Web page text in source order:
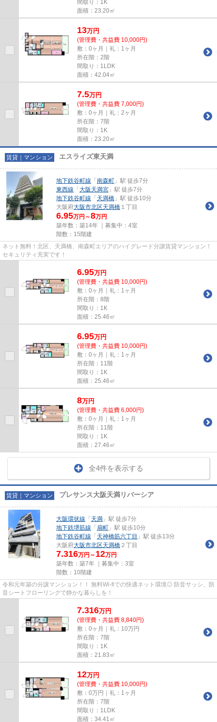
間取り：1K
面積：23.20㎡
13万円
(管理費・共益費 10,000円)
敷：0ヶ月｜礼：1ヶ月
所在階：2階
間取り：1LDK
面積：42.04㎡
7.5万円
(管理費・共益費 7,000円)
敷：0ヶ月｜礼：2ヶ月
所在階：7階
間取り：1K
面積：23.20㎡
賃貸｜マンション エスライズ東天満
地下鉄谷町線 「 南森町 」駅 徒歩7分
東西線 「 大阪天満宮 」駅 徒歩7分
地下鉄谷町線 「 天満橋 」駅 徒歩10分
大阪府大阪市北区天満橋 １丁目
6.95万円～8万円
築年数：築14年 ｜募集中： 4室
階数：15階建
ネット無料！北区、天満橋、南森町エリアのハイグレード分譲賃貸マンション！
セキュリティ充実です！
6.95万円
(管理費・共益費 10,000円)
敷：0ヶ月｜礼：1ヶ月
所在階：8階
間取り：1K
面積：25.46㎡
6.95万円
(管理費・共益費 10,000円)
敷：0ヶ月｜礼：1ヶ月
所在階：11階
間取り：1K
面積：25.46㎡
8万円
(管理費・共益費 6,000円)
敷：0ヶ月｜礼：1ヶ月
所在階：11階
間取り：1K
面積：27.46㎡
全4件を表示する
賃貸｜マンション プレサンス大阪天満リバーシア
大阪環状線 「 天満 」駅 徒歩7分
地下鉄堺筋線 「 扇町 」駅 徒歩10分
地下鉄谷町線 「 天神橋筋六丁目 」駅 徒歩13分
大阪府大阪市北区天満橋 ２丁目
7.316万円～ 12万円
築年数：築7年 ｜募集中： 3室
階数：10階建
令和元年築の分譲マンション！！ 無料Wi-fiでの快適ネット環境◎ 防音サッシ、防
音シートフローリングで静かな暮らしを！
7.316万円
(管理費・共益費 8,840円)
敷：0ヶ月｜礼：10万円
所在階：7階
間取り：1K
面積：21.83㎡
12万円
(管理費・共益費 10,000円)
敷：0万円｜礼：1ヶ月
所在階：7階
間取り：1LDK
面積：34.41㎡